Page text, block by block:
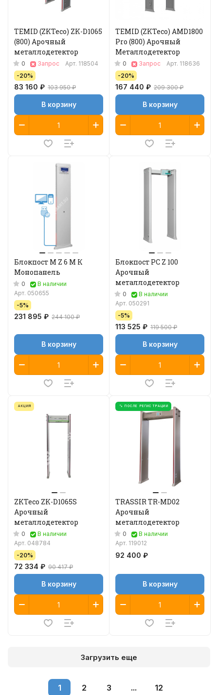
TEMID (ZKTeco) ZK-D1065
(800) Арочный
металлодетектор
0 Запрос Арт. 118504
-20%
83 160 ₽ 103 950 ₽
В корзину
TEMID (ZKTeco) AMD1800
Pro (800) Арочный
Металлодетектор
0 Запрос Арт. 118636
-20%
167 440 ₽ 209 300 ₽
В корзину
Блокпост M Z 6 М К
Монопанель
0
В наличии
Арт. 050655
-5%
231 895 ₽ 244 100 ₽
В корзину
Блокпост PC Z 100
Арочный
металлодетектор
0
В наличии
Арт. 050291
-5%
113 525 ₽ 119 500 ₽
В корзину
АКЦИЯ
ZKTeco ZK-D1065S
Арочный
металлодетектор
0
В наличии
Арт. 048784
-20%
72 334 ₽ 90 417 ₽
В корзину
% ПОСЛЕ РЕГИСТРАЦИИ
TRASSIR TR-MD02
Арочный
металлодетектор
0
В наличии
Арт. 119012
92 400 ₽
В корзину
Загрузить еще
1 2 3 ... 12